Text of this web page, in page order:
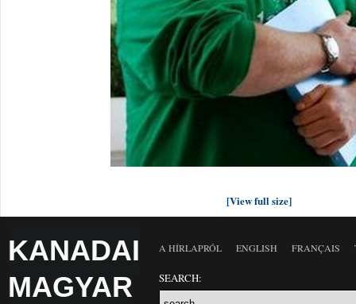
[View full size]
KANADAI
MAGYAR
A HÍRLAPRÓL ENGLISH FRANÇAIS
SEARCH: